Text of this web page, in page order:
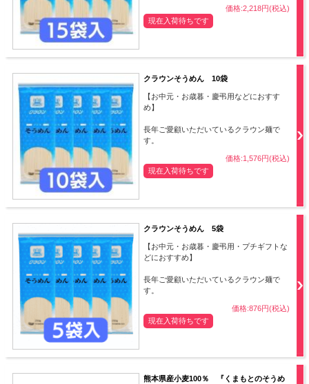
価格:2,218円(税込)
現在入荷待ちです
クラウンそうめん 10袋
【お中元・お歳暮・慶弔用などにおすす
め】
長年ご愛顧いただいているクラウン麺で
す。
価格:1,576円(税込)
現在入荷待ちです
クラウンそうめん 5袋
【お中元・お歳暮・慶弔用・プチギフトな
どにおすすめ】
長年ご愛顧いただいているクラウン麺で
す。
価格:876円(税込)
現在入荷待ちです
熊本県産小麦100％ 『くまもとのそうめ